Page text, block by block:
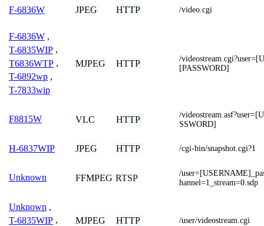
F-6836W JPEG HTTP /video.cgi
F-6836W ,
T-6835WIP ,
T6836WTP ,
T-6892wp ,
T-7833wip
MJPEG HTTP
/
[PASSWORD]
F8815W VLC HTTP
/
SSWORD]
H-6837WIP JPEG HTTP /cgi-bin/snapshot.cgi?1
Unknown FFMPEG RTSP
/
hannel=1_stream=0.sdp
Unknown ,
T-6835WIP ,
MJPEG HTTP /user/videostream.cgi